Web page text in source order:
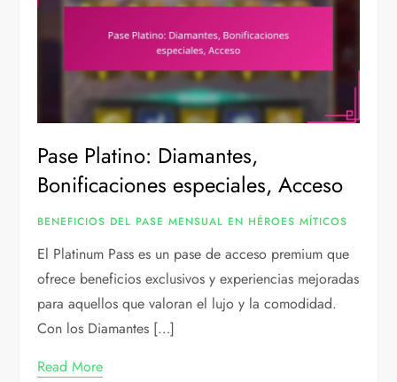
Pase Platino: Diamantes,
Bonificaciones especiales, Acceso
BENEFICIOS DEL PASE MENSUAL EN HÉROES MÍTICOS
El Platinum Pass es un pase de acceso premium que
ofrece beneficios exclusivos y experiencias mejoradas
para aquellos que valoran el lujo y la comodidad.
Con los Diamantes […]
Read More